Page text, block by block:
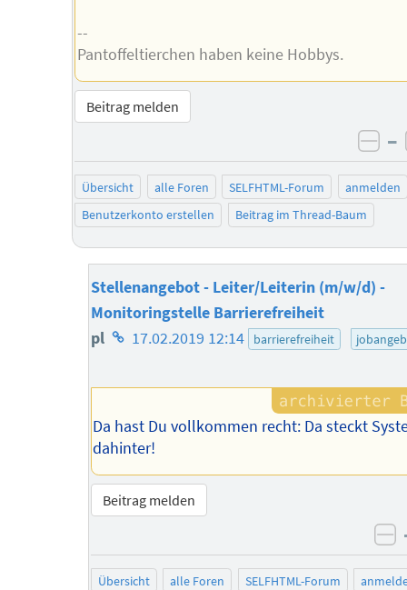
--
Pantoffeltierchen haben keine Hobbys.
Beitrag melden
–
Übersicht alle Foren SELFHTML-Forum
anmelden
Benutzerkonto erstellen
Beitrag im Thread-Baum
Stellenangebot - Leiter/Leiterin (m/w/d) -
Monitoringstelle Barrierefreiheit
pl Homepage
Autors
17.02.2019 12:14 barrierefreiheit
Da hast Du vollkommen recht: Da steckt
dahinter!
Beitrag melden
Übersicht alle Foren SELFHTML-Forum